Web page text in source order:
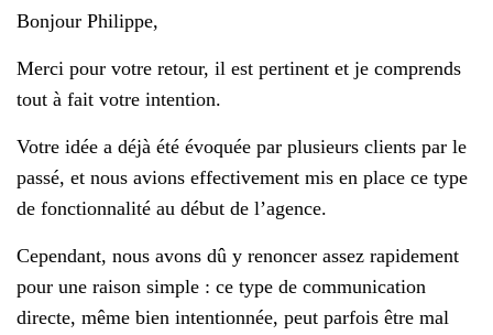
Bonjour Philippe,
Merci pour votre retour, il est pertinent et je comprends
tout à fait votre intention.
Votre idée a déjà été évoquée par plusieurs clients par le
passé, et nous avions effectivement mis en place ce type
de fonctionnalité au début de l’agence.
Cependant, nous avons dû y renoncer assez rapidement
pour une raison simple : ce type de communication
directe, même bien intentionnée, peut parfois être mal